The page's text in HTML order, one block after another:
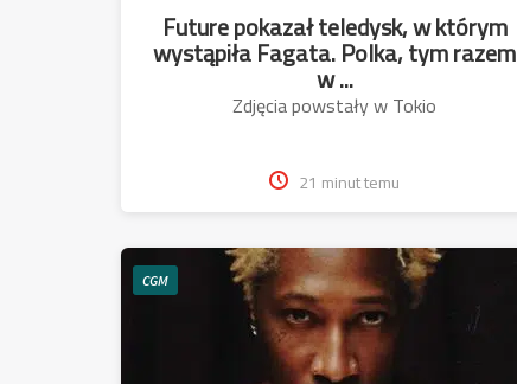
Future pokazał teledysk, w którym
wystąpiła Fagata. Polka, tym razem
w ...
Zdjęcia powstały w Tokio
21 minut temu
CGM